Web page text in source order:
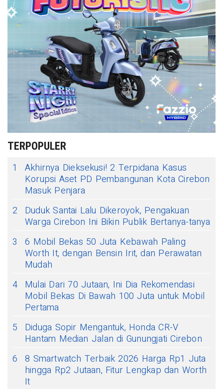
TERPOPULER
1
Akhirnya Dieksekusi! 2 Terpidana Kasus
Korupsi Aset PD Pembangunan Kota Cirebon
Masuk Penjara
2
Duduk Santai Lalu Dikeroyok, Pengakuan
Warga Cirebon Ini Bikin Publik Bertanya-tanya
3
6 Mobil Bekas 50 Juta Kebawah Paling
Worth It, dengan Bensin Irit, dan Perawatan
Mudah
4 Mulai Dari 70 Jutaan, Ini Dia Rekomendasi
Mobil Bekas Di Bawah 100 Juta untuk Mobil
Pertama
5
Diduga Sopir Mengantuk, Honda CR-V
Hantam Median Jalan di Gunungjati Cirebon
6 8 Smartwatch Terbaik 2026 Harga Rp1 Juta
hingga Rp2 Jutaan, Fitur Lengkap dan Worth
It